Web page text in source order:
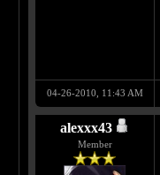
04-26-2010, 11:43 AM
alexxx43
Member